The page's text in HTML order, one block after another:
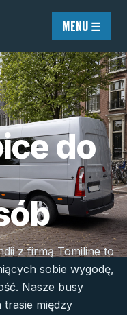
MENU ☰
do
z firmą Tomiline to
sobie wygodę,
Nasze busy
między